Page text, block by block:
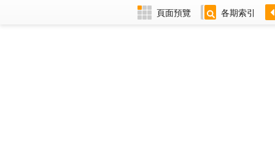
頁面預覽 各期索引